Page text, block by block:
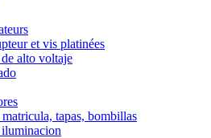
et vis platinées
alto voltaje
tapas, bombillas